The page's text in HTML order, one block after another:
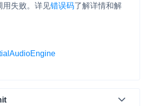
失败。 详见错误码了解详情和解